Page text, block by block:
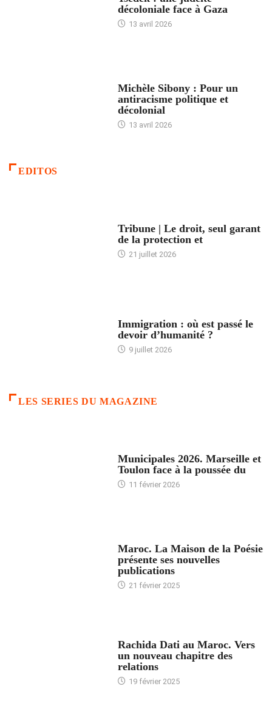
décoloniale face à Gaza
13 avril 2026
Michèle Sibony : Pour un
antiracisme politique et
décolonial
13 avril 2026
EDITOS
Tribune | Le droit, seul garant
de la protection et
21 juillet 2026
Immigration : où est passé le
devoir d’humanité ?
9 juillet 2026
LES SERIES DU MAGAZINE
Municipales 2026. Marseille et
Toulon face à la poussée du
11 février 2026
Maroc. La Maison de la Poésie
présente ses nouvelles
publications
21 février 2025
Rachida Dati au Maroc. Vers
un nouveau chapitre des
relations
19 février 2025